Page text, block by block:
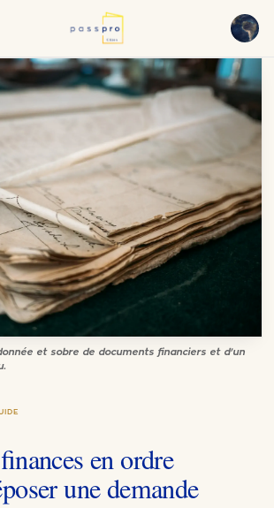
English
FR Français
中文
TR Türkçe
en ordre
une demande
et sobre de documents financiers et d'un